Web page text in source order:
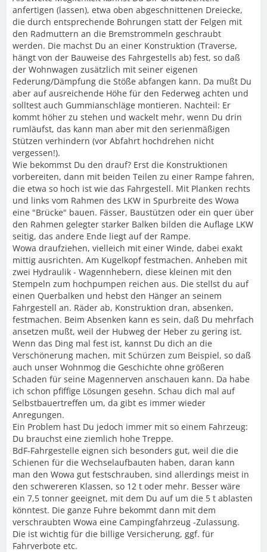
anfertigen (lassen), etwa oben abgeschnittenen Dreiecke,
die durch entsprechende Bohrungen statt der Felgen mit
den Radmuttern an die Bremstrommeln geschraubt
werden. Die machst Du an einer Konstruktion (Traverse,
hängt von der Bauweise des Fahrgestells ab) fest, so daß
der Wohnwagen zusätzlich mit seiner eigenen
Federung/Dämpfung die Stöße abfangen kann. Da mußt Du
aber auf ausreichende Höhe für den Federweg achten und
solltest auch Gummianschläge montieren. Nachteil: Er
kommt höher zu stehen und wackelt mehr, wenn Du drin
rumläufst, das kann man aber mit den serienmäßigen
Stützen verhindern (vor Abfahrt hochdrehen nicht
vergessen!).
Wie bekommst Du den drauf? Erst die Konstruktionen
vorbereiten, dann mit beiden Teilen zu einer Rampe fahren,
die etwa so hoch ist wie das Fahrgestell. Mit Planken rechts
und links vom Rahmen des LKW in Spurbreite des Wowa
eine "Brücke" bauen. Fässer, Baustützen oder ein quer über
den Rahmen gelegter starker Balken bilden die Auflage LKW
seitig, das andere Ende liegt auf der Rampe.
Wowa draufziehen, vielleich mit einer Winde, dabei exakt
mittig ausrichten. Am Kugelkopf festmachen. Anheben mit
zwei Hydraulik - Wagennhebern, diese kleinen mit den
Stempeln zum hochpumpen reichen aus. Die stellst du auf
einen Querbalken und hebst den Hänger an seinem
Fahrgestell an. Räder ab, Konstruktion dran, absenken,
festmachen. Beim Absenken kann es sein, daß Du mehrfach
ansetzen mußt, weil der Hubweg der Heber zu gering ist.
Wenn das Ding mal fest ist, kannst Du dich an die
Verschönerung machen, mit Schürzen zum Beispiel, so daß
auch unser Wohnmog die Geschichte ohne größeren
Schaden für seine Magennerven anschauen kann. Da habe
ich schon pfiffige Lösungen gesehn. Schau dich mal auf
Selbstbauertreffen um, da gibt es immer wieder
Anregungen.
Ein Problem hast Du jedoch immer mit so einem Fahrzeug:
Du brauchst eine ziemlich hohe Treppe.
BdF-Fahrgestelle eignen sich besonders gut, weil die die
Schienen für die Wechselaufbauten haben, daran kann
man den Wowa gut festschrauben, sind allerdings meist in
den schwereren Klassen, so 12 t oder mehr. Besser wäre
ein 7,5 tonner geeignet, mit dem Du auf um die 5 t ablasten
könntest. Die ganze Fuhre bekommt dann mit dem
verschraubten Wowa eine Campingfahrzeug -Zulassung.
Die ist wichtig für die billige Versicherung, ggf. für
Fahrverbote etc.